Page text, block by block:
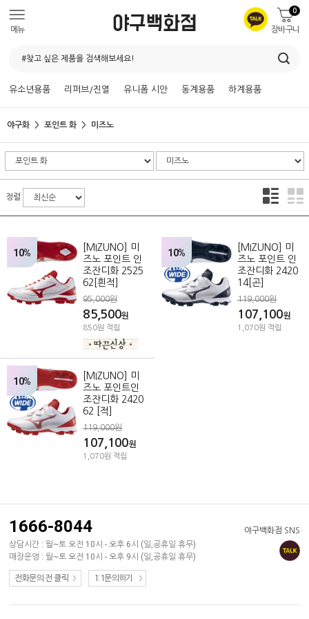
메뉴 장바구니
0
유소년용품 리퍼브/진열 유니폼 시안 동계용품 하계용품
야구화 포인트 화 미즈노
정렬
10%
[MIZUNO] 미
즈노 포인트 인
조잔디화 2525
62[흰적]
95,000원
85,500원
850원 적립
10%
[MIZUNO] 미
즈노 포인트 인
조잔디화 2420
14[곤]
119,000원
107,100원
1,070원 적립
10%
[MIZUNO] 미
즈노 포인트인
조잔디화 2420
62 [적]
119,000원
107,100원
1,070원 적립
야구백화점 SNS
1666-8044
상담시간 : 월~토 오전 10시 - 오후 6시 (일,공휴일 휴무)
매장운영 : 월~토 오전 10시 - 오후 9시 (일,공휴일 휴무)
전화문의 전 클릭 1:1문의하기